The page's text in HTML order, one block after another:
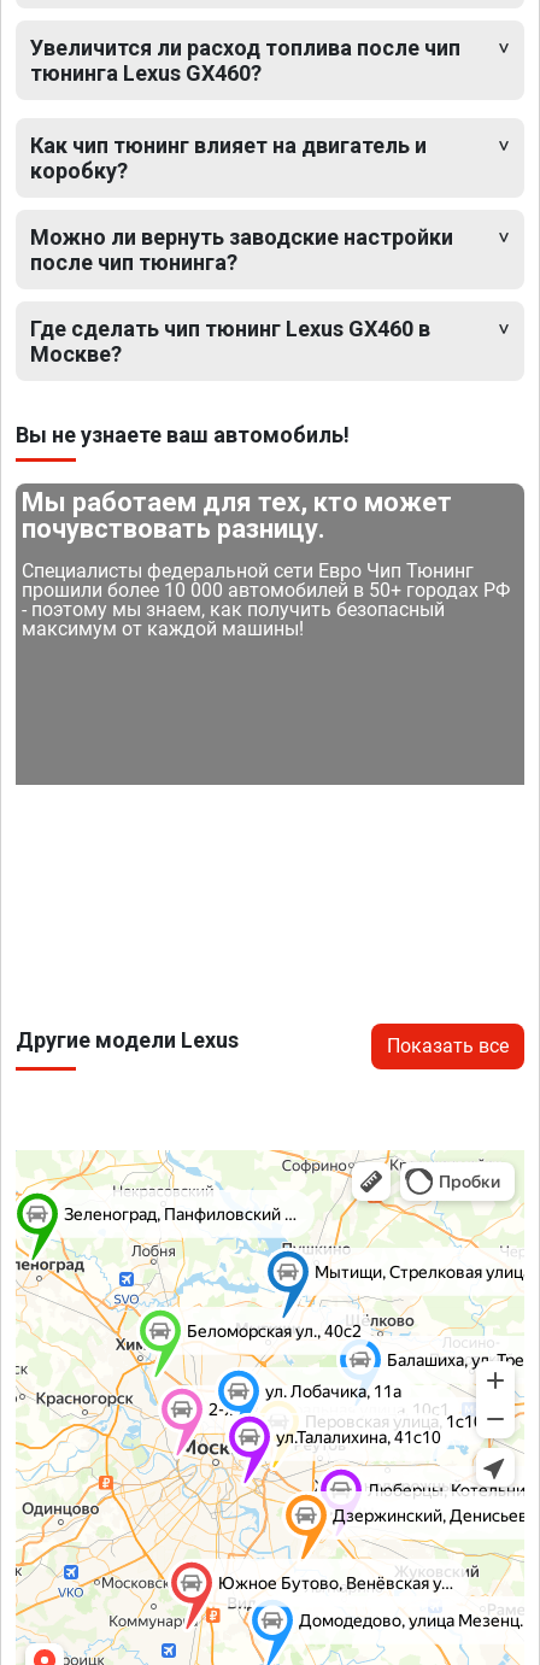
Увеличится ли расход топлива после чип
тюнинга Lexus GX460?
Как чип тюнинг влияет на двигатель и
коробку?
Можно ли вернуть заводские настройки
после чип тюнинга?
Где сделать чип тюнинг Lexus GX460 в
Москве?
Вы не узнаете ваш автомобиль!
Мы работаем для тех, кто может
почувствовать разницу.
Специалисты федеральной сети Евро Чип Тюнинг
прошили более 10 000 автомобилей в 50+ городах РФ
- поэтому мы знаем, как получить безопасный
максимум от каждой машины!
Другие модели Lexus Показать все